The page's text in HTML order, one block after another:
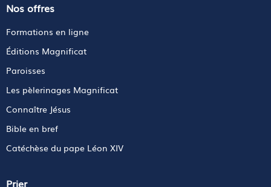
Nos offres
Formations en ligne
Éditions Magnificat
Paroisses
Les pèlerinages Magnificat
Connaître Jésus
Bible en bref
Catéchèse du pape Léon XIV
Prier